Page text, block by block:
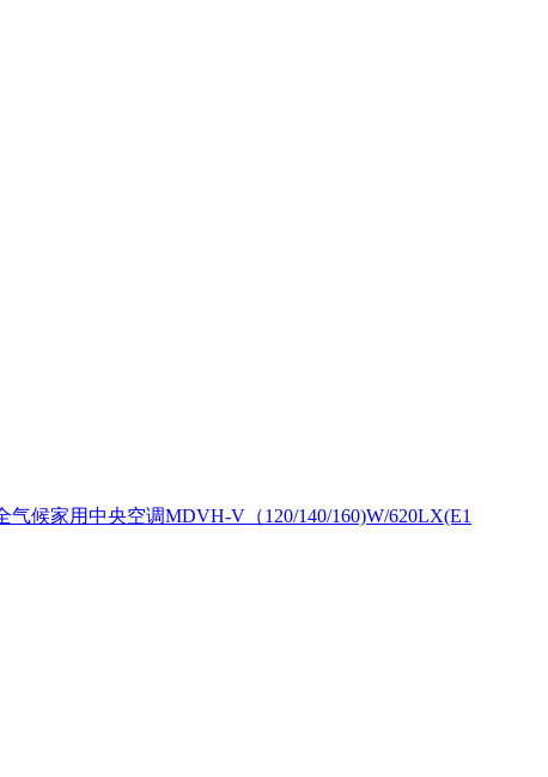
候家用中央空调MDVH-V（120/140/160)W/620LX(E1